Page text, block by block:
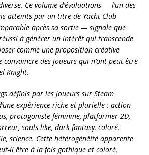
Ce volume d’évaluations — l’un des
atteints par un titre de Yacht Club
après sa sortie — signale que
à générer un intérêt qui transcende
comme une proposition créative
convaincre des joueurs qui n’ont peut-être
Knight.
définis par les joueurs sur Steam
expérience riche et plurielle : action-
protagoniste féminine, platformer 2D,
souls-like, dark fantasy, coloré,
science. Cette hétérogénéité apparente
il être à la fois gothique et coloré,